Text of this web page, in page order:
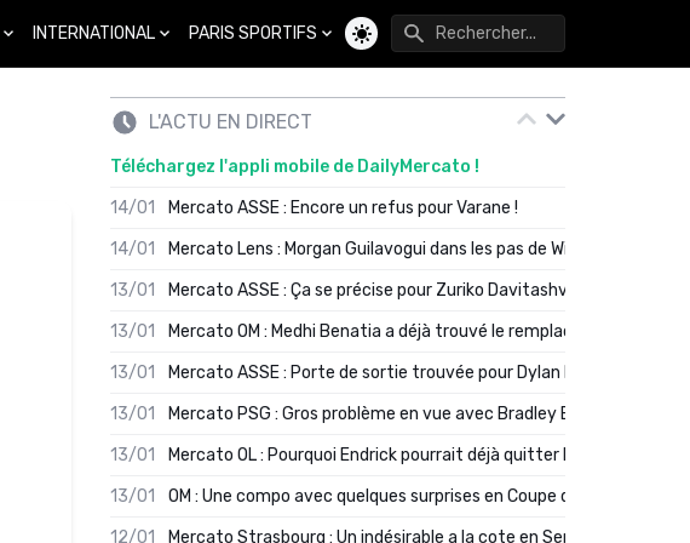
INTERNATIONAL PARIS SPORTIFS
Changer de thème
L'ACTU EN DIRECT
Téléchargez l'appli mobile de DailyMercato !
14/01
Mercato ASSE : Encore un refus pour Varane !
14/01
Mercato Lens : Morgan Guilavogui dans les pas de Will Still ?
13/01
Mercato ASSE : Ça se précise pour Zuriko Davitashvili
13/01
Mercato OM : Medhi Benatia a déjà trouvé le remplaçant de Robinio
13/01
Mercato ASSE : Porte de sortie trouvée pour Dylan Batubinsika
13/01
Mercato PSG : Gros problème en vue avec Bradley Barcola ?
13/01
Mercato OL : Pourquoi Endrick pourrait déjà quitter Lyon en janvier
13/01
OM : Une compo avec quelques surprises en Coupe de France
12/01
Mercato Strasbourg : Un indésirable a la cote en Serie A